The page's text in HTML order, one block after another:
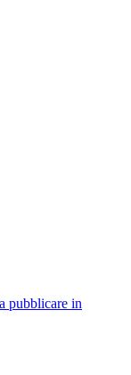
pubblicare in